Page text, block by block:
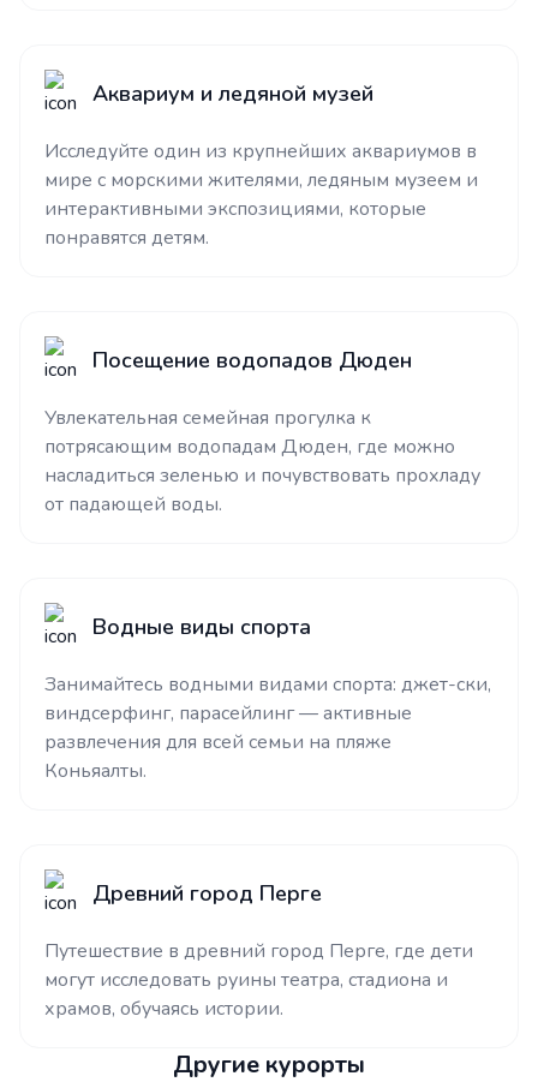
Аквариум и ледяной музей
Исследуйте один из крупнейших аквариумов в
мире с морскими жителями, ледяным музеем и
интерактивными экспозициями, которые
понравятся детям.
Посещение водопадов Дюден
Увлекательная семейная прогулка к
потрясающим водопадам Дюден, где можно
насладиться зеленью и почувствовать прохладу
от падающей воды.
Водные виды спорта
Занимайтесь водными видами спорта: джет-ски,
виндсерфинг, парасейлинг — активные
развлечения для всей семьи на пляже
Коньяалты.
Древний город Перге
Путешествие в древний город Перге, где дети
могут исследовать руины театра, стадиона и
храмов, обучаясь истории.
Другие курорты